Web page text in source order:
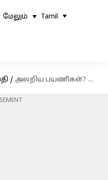
மேலும் Tamil
/ அலறிய பயணிகள்? அவசரமாக சென்னையில் தரையிறக்கப்பட்ட கத்தார் ஏர் லைன்ஸ் விமானம்!